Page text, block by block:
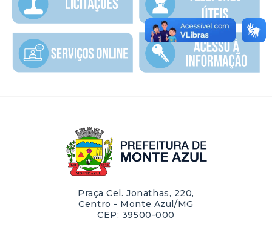
Praça Cel. Jonathas, 220,
Centro - Monte Azul/MG
CEP: 39500-000